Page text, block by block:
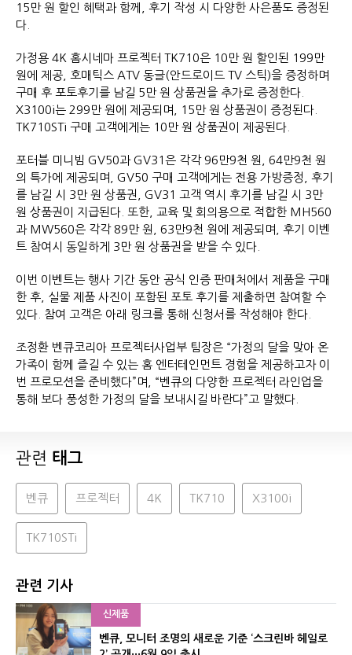
15만 원 할인 혜택과 함께, 후기 작성 시 다양한 사은품도 증정된
다.
가정용 4K 홈시네마 프로젝터 TK710은 10만 원 할인된 199만
원에 제공, 호매틱스 ATV 동글(안드로이드 TV 스틱)을 증정하며
구매 후 포토후기를 남길 5만 원 상품권을 추가로 증정한다.
X3100i는 299만 원에 제공되며, 15만 원 상품권이 증정된다.
TK710STi 구매 고객에게는 10만 원 상품권이 제공된다.
포터블 미니빔 GV50과 GV31은 각각 96만9천 원, 64만9천 원
의 특가에 제공되며, GV50 구매 고객에게는 전용 가방증정, 후기
를 남길 시 3만 원 상품권, GV31 고객 역시 후기를 남길 시 3만
원 상품권이 지급된다. 또한, 교육 및 회의용으로 적합한 MH560
과 MW560은 각각 89만 원, 63만9천 원에 제공되며, 후기 이벤
트 참여시 동일하게 3만 원 상품권을 받을 수 있다.
이번 이벤트는 행사 기간 동안 공식 인증 판매처에서 제품을 구매
한 후, 실물 제품 사진이 포함된 포토 후기를 제출하면 참여할 수
있다. 참여 고객은 아래 링크를 통해 신청서를 작성해야 한다.
조정환 벤큐코리아 프로젝터사업부 팀장은 “가정의 달을 맞아 온
가족이 함께 즐길 수 있는 홈 엔터테인먼트 경험을 제공하고자 이
번 프로모션을 준비했다”며, “벤큐의 다양한 프로젝터 라인업을
통해 보다 풍성한 가정의 달을 보내시길 바란다”고 말했다.
관련 태그
벤큐 프로젝터 4K TK710 X3100i
TK710STi
관련 기사
신제품
벤큐, 모니터 조명의 새로운 기준 ‘스크린바 헤일로